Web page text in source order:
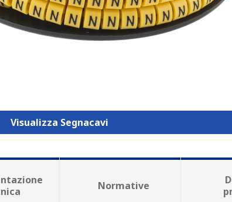
Visualizza Segnacavi
Normative